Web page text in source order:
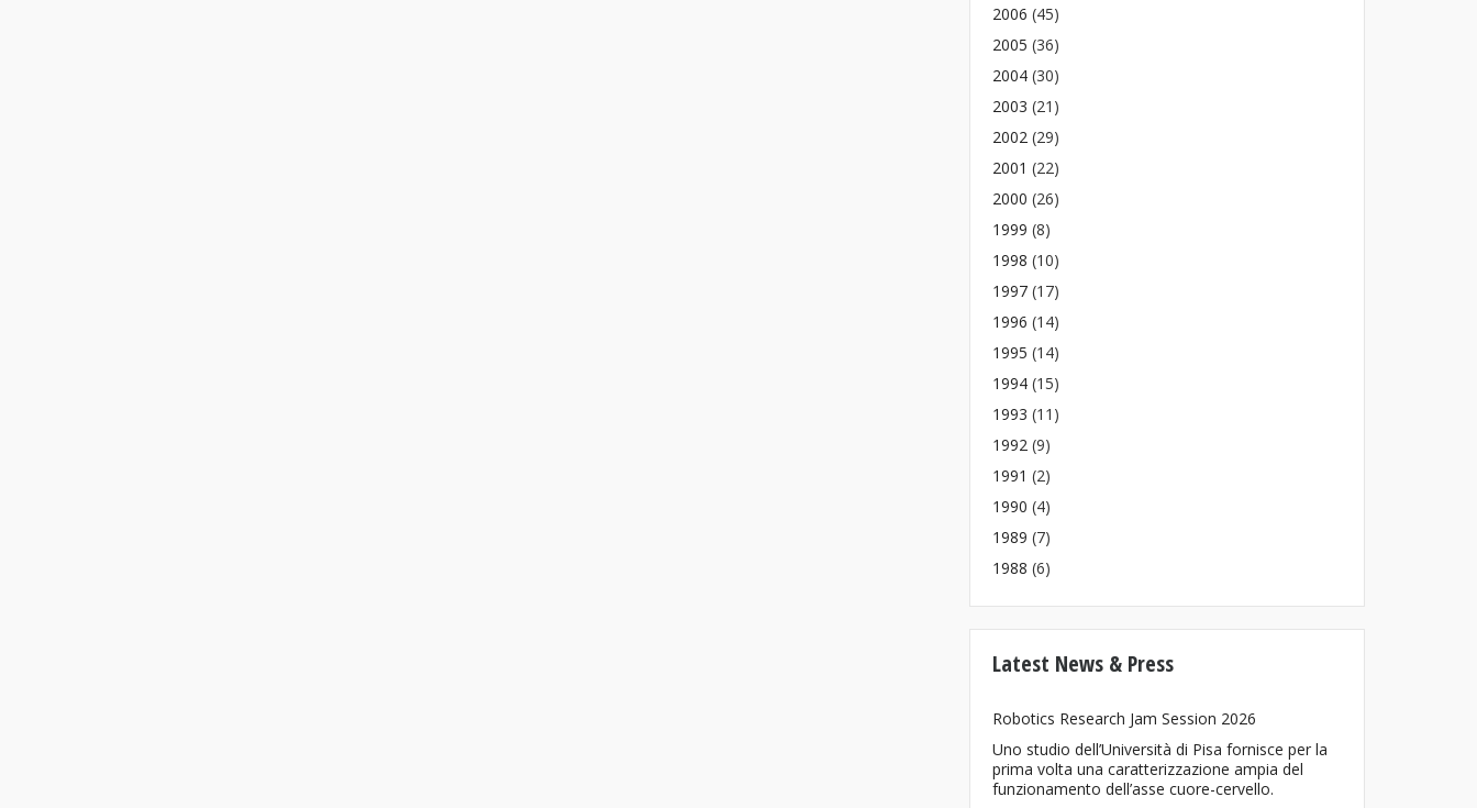
2006 (45)
2005 (36)
2004 (30)
2003 (21)
2002 (29)
2001 (22)
2000 (26)
1999 (8)
1998 (10)
1997 (17)
1996 (14)
1995 (14)
1994 (15)
1993 (11)
1992 (9)
1991 (2)
1990 (4)
1989 (7)
1988 (6)
Latest News & Press
Robotics Research Jam Session 2026
Uno studio dell’Università di Pisa fornisce per la
prima volta una caratterizzazione ampia del
funzionamento dell’asse cuore-cervello.